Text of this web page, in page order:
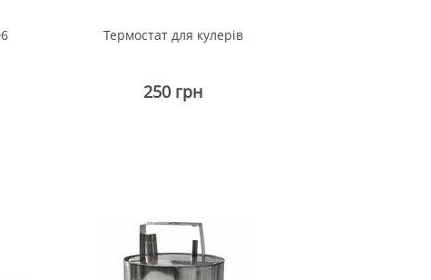
Термостат для кулерів
250 грн